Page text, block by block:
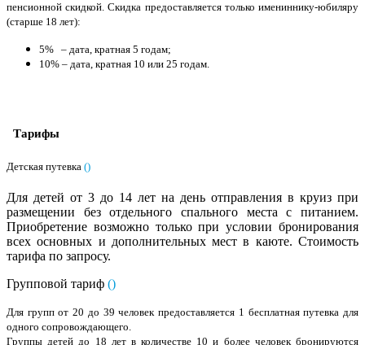
пенсионной скидкой. Скидка предоставляется только имениннику-юбиляру
(старше 18 лет):
5% – дата, кратная 5 годам;
10% – дата, кратная 10 или 25 годам.
Тарифы
Детская путевка ()
Для детей от 3 до 14 лет на день отправления в круиз при
размещении без отдельного спального места с питанием.
Приобретение возможно только при условии бронирования
всех основных и дополнительных мест в каюте. Стоимость
тарифа по запросу.
Групповой тариф ()
Для групп от 20 до 39 человек предоставляется 1 бесплатная путевка для
одного сопровождающего.
Группы детей до 18 лет в количестве 10 и более человек бронируются